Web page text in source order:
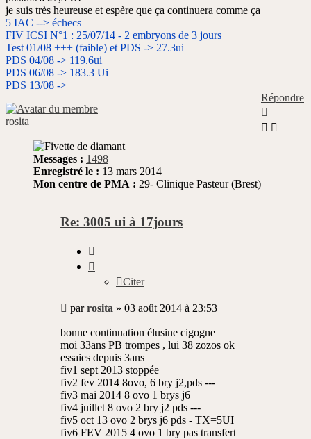
je suis très heureuse et espère que ça continuera comme ça
5 IAC --> échecs
FIV ICSI N°1 : 25/07/14 - 2 embryons de 3 jours
Test 01/08 +++ (faible) et PDS -> 27.3ui
PDS 04/08 -> 119.6ui
PDS 06/08 -> 183.3 Ui
PDS 13/08 ->
rosita
Messages : 1498
Enregistré le : 13 mars 2014
Mon centre de PMA : 29- Clinique Pasteur (Brest)
Re: 3005 ui à 17jours
Citer
Message
non
lu
parrosita » 03 août 2014 à 23:53
bonne continuation élusine cigogne
moi 33ans PB trompes , lui 38 zozos ok
essaies depuis 3ans
fiv1 sept 2013 stoppée
fiv2 fev 2014 8ovo, 6 bry j2,pds ---
fiv3 mai 2014 8 ovo 1 brys j6
fiv4 juillet 8 ovo 2 bry j2 pds ---
fiv5 oct 13 ovo 2 brys j6 pds - TX=5UI
fiv6 FEV 2015 4 ovo 1 bry pas transfert
Répondre